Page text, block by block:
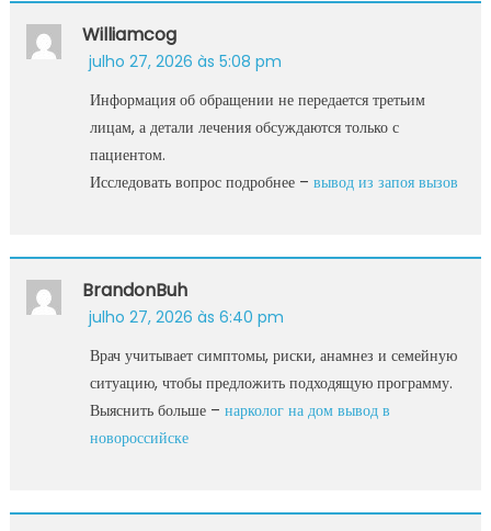
Williamcog
julho 27, 2026 às 5:08 pm
Информация об обращении не передается третьим
лицам, а детали лечения обсуждаются только с
пациентом.
Исследовать вопрос подробнее – вывод из запоя вызов
BrandonBuh
julho 27, 2026 às 6:40 pm
Врач учитывает симптомы, риски, анамнез и семейную
ситуацию, чтобы предложить подходящую программу.
Выяснить больше – нарколог на дом вывод в
новороссийске